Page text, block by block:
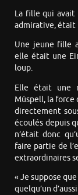
La fille qui avait
admirative, était
Une jeune fille
elle était une
loup.
Elle était une
Múspell, la force
directement
écoulés depuis
n’était donc
faire partie de
extraordinaires
« Je suppose
quelqu’un